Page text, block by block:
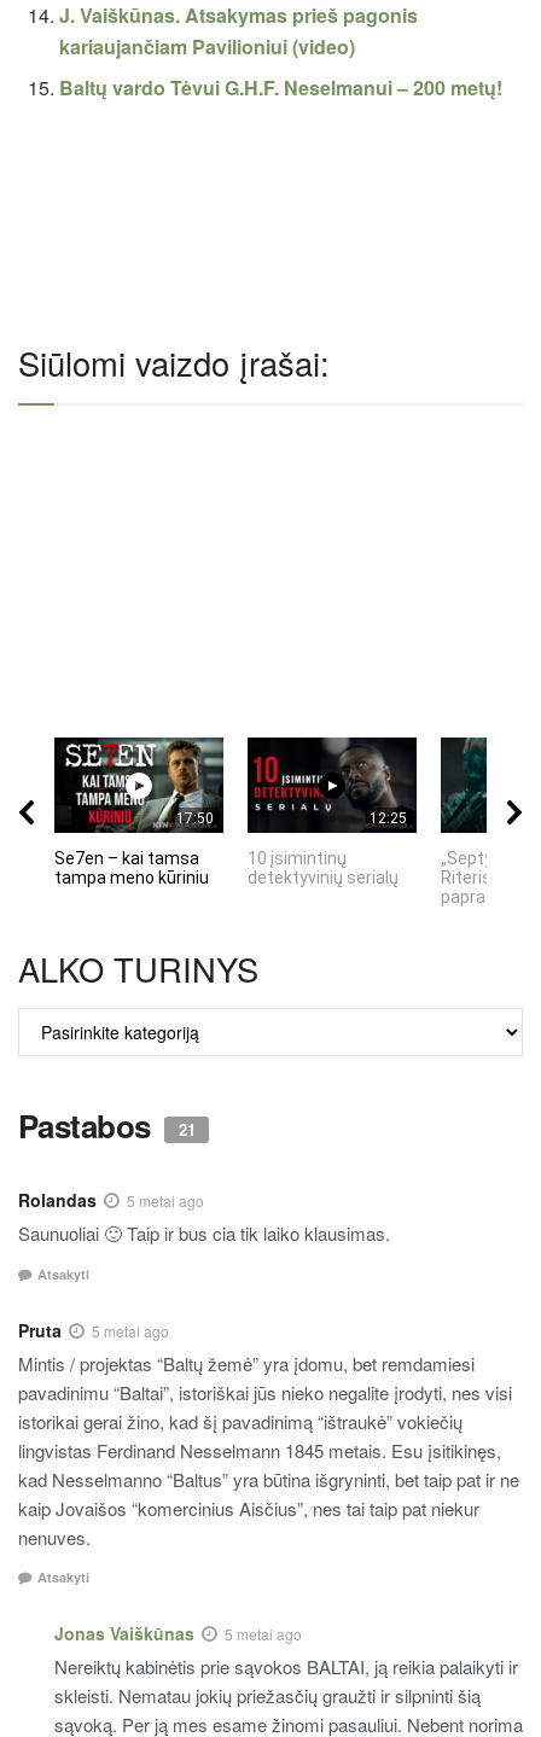
J. Vaiškūnas. Atsakymas prieš pagonis
kariaujančiam Pavilioniui (video)
Baltų vardo Tėvui G.H.F. Neselmanui – 200 metų!
Siūlomi vaizdo įrašai:
17:50
Se7en – kai tamsa
tampa meno kūriniu
12:25
10 įsimintinų
detektyvinių serialų
„Septynių
Riteris" – kai
ALKO TURINYS
ALKO
TURINYS
Pastabos 21
Rolandas 5 metai ago
Saunuoliai 🙂 Taip ir bus cia tik laiko klausimas.
Atsakyti
Pruta 5 metai ago
Mintis / projektas “Baltų žemė” yra įdomu, bet remdamiesi
pavadinimu “Baltai”, istoriškai jūs nieko negalite įrodyti, nes visi
istorikai gerai žino, kad šį pavadinimą “ištraukė” vokiečių
lingvistas Ferdinand Nesselmann 1845 metais. Esu įsitikinęs,
kad Nesselmanno “Baltus” yra būtina išgryninti, bet taip pat ir ne
kaip Jovaišos “komercinius Aisčius”, nes tai taip pat niekur
nenuves.
Atsakyti
Jonas Vaiškūnas 5 metai ago
Nereiktų kabinėtis prie sąvokos BALTAI, ją reikia palaikyti ir
skleisti. Nematau jokių priežasčių graužti ir silpninti šią
sąvoką. Per ją mes esame žinomi pasauliui. Nebent norima